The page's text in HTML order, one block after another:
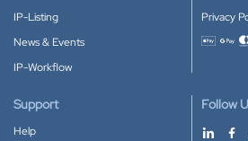
IP-Listing
News & Events
IP-Workflow
Privacy
Accepted
Support
Help
Follow